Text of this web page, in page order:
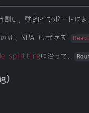
し、動的インポートによ
は、SPA における
splitting に沿って、